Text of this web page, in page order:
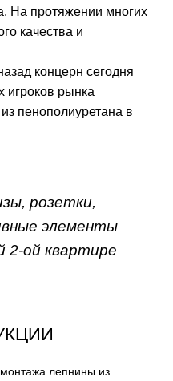
На протяжении многих
качества и
концерн сегодня
игроков рынка
пенополиуретана в
розетки,
элементы
2-ой квартире
лепнины из